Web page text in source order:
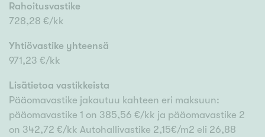
Rahoitusvastike
728,28 €/kk
Yhtiövastike yhteensä
971,23 €/kk
Lisätietoa vastikkeista
Pääomavastike jakautuu kahteen eri maksuun:
pääomavastike 1 on 385,56 €/kk ja pääomavastike 2
on 342,72 €/kk Autohallivastike 2,15€/m2 eli 26,88